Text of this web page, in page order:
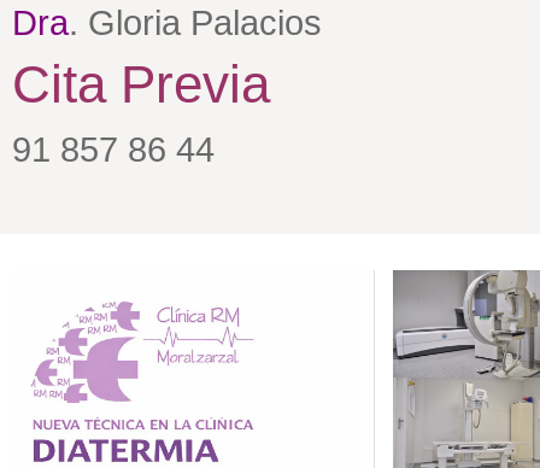
Dra. Gloria Palacios
Cita Previa
91 857 86 44